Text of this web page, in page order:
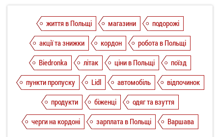
життя в Польщі магазини
подорожі
акції та знижки
кордон
робота в Польщі
Biedronka
літак ціни в Польщі
поїзд
пункти пропуску
Lidl автомобіль
відпочинок
продукти
біженці
одяг та взуття
черги на кордоні
зарплата в Польщі Варшава